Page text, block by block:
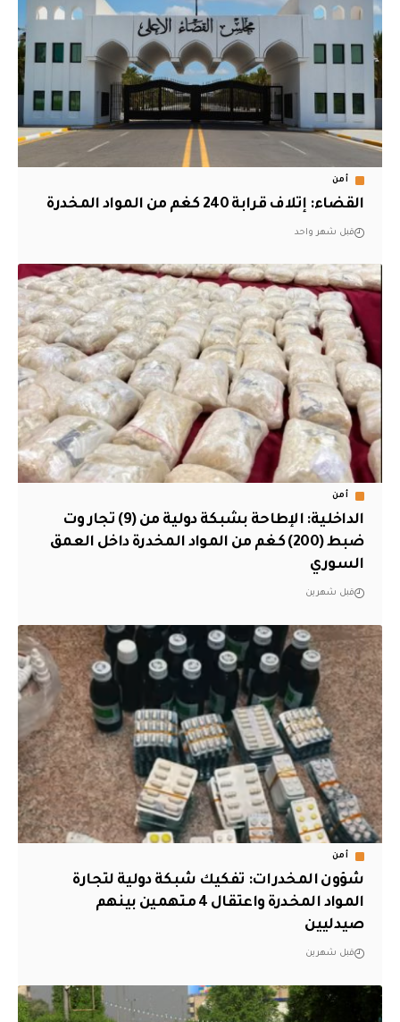
أمن
القضاء: إتلاف قرابة 240 كغم من المواد المخدرة
قبل شهر واحد
أمن
الداخلية: الإطاحة بشبكة دولية من (9) تجار وت
ضبط (200) كغم من المواد المخدرة داخل العمق
السوري
قبل شهرين
أمن
شؤون المخدرات: تفكيك شبكة دولية لتجارة
المواد المخدرة واعتقال 4 متهمين بينهم
صيدليين
قبل شهرين